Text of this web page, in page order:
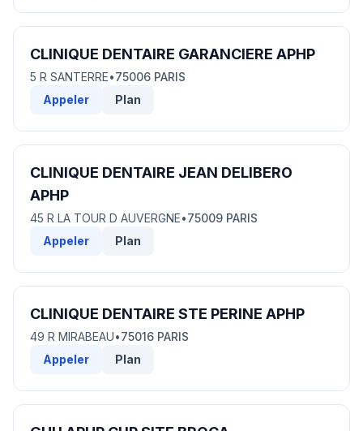
CLINIQUE DENTAIRE GARANCIERE APHP
5 R SANTERRE•75006 PARIS
Appeler
Plan
CLINIQUE DENTAIRE JEAN DELIBERO
APHP
45 R LA TOUR D AUVERGNE•75009 PARIS
Appeler
Plan
CLINIQUE DENTAIRE STE PERINE APHP
49 R MIRABEAU•75016 PARIS
Appeler
Plan